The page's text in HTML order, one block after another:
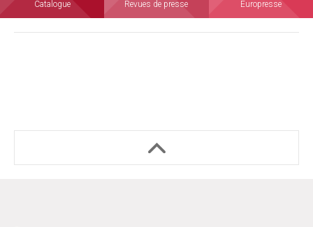
Catalogue Revues de presse Europresse